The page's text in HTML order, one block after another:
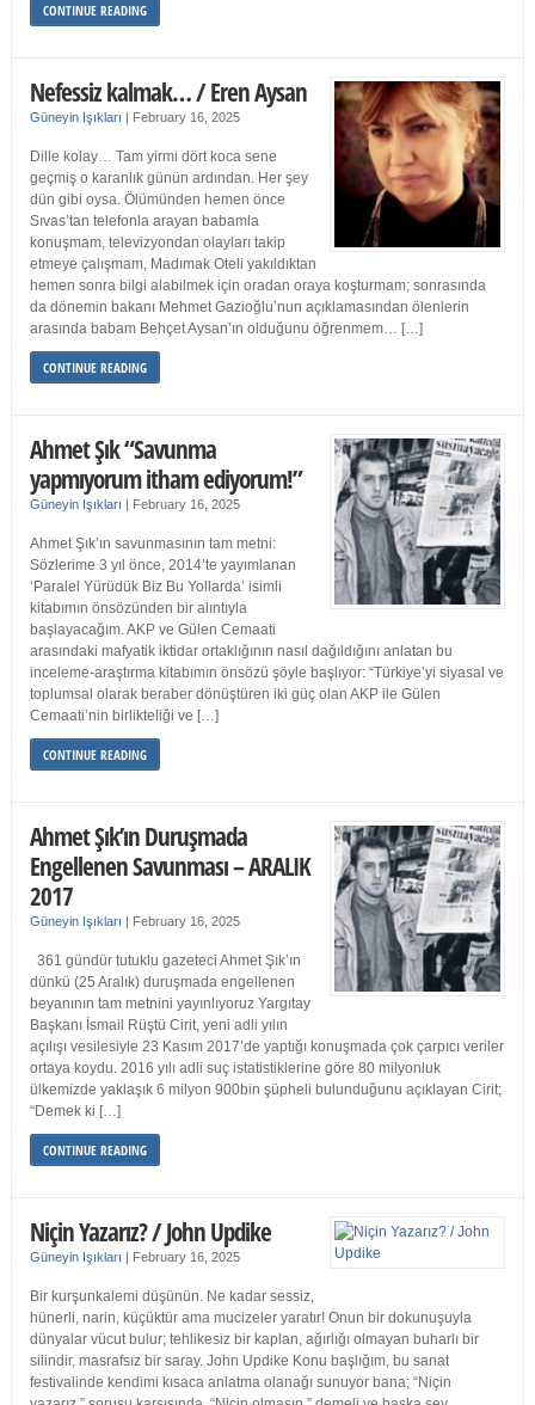
CONTINUE READING
Nefessiz kalmak… / Eren Aysan
Güneyin Işıkları | February 16, 2025
Dille kolay… Tam yirmi dört koca sene
geçmiş o karanlık günün ardından. Her şey
dün gibi oysa. Ölümünden hemen önce
Sıvas’tan telefonla arayan babamla
konuşmam, televizyondan olayları takip
etmeye çalışmam, Madımak Oteli yakıldıktan
hemen sonra bilgi alabilmek için oradan oraya koşturmam; sonrasında
da dönemin bakanı Mehmet Gazioğlu’nun açıklamasından ölenlerin
arasında babam Behçet Aysan’ın olduğunu öğrenmem… […]
CONTINUE READING
Ahmet Şık “Savunma
yapmıyorum itham ediyorum!”
Güneyin Işıkları | February 16, 2025
Ahmet Şık’ın savunmasının tam metni:
Sözlerime 3 yıl önce, 2014’te yayımlanan
‘Paralel Yürüdük Biz Bu Yollarda’ isimli
kitabımın önsözünden bir alıntıyla
başlayacağım. AKP ve Gülen Cemaati
arasındaki mafyatik iktidar ortaklığının nasıl dağıldığını anlatan bu
inceleme-araştırma kitabımın önsözü şöyle başlıyor: “Türkiye’yi siyasal ve
toplumsal olarak beraber dönüştüren iki güç olan AKP ile Gülen
Cemaati’nin birlikteliği ve […]
CONTINUE READING
Ahmet Şık’ın Duruşmada
Engellenen Savunması – ARALIK
2017
Güneyin Işıkları | February 16, 2025
361 gündür tutuklu gazeteci Ahmet Şık’ın
dünkü (25 Aralık) duruşmada engellenen
beyanının tam metnini yayınlıyoruz Yargıtay
Başkanı İsmail Rüştü Cirit, yeni adli yılın
açılışı vesilesiyle 23 Kasım 2017’de yaptığı konuşmada çok çarpıcı veriler
ortaya koydu. 2016 yılı adli suç istatistiklerine göre 80 milyonluk
ülkemizde yaklaşık 6 milyon 900bin şüpheli bulunduğunu açıklayan Cirit;
“Demek ki […]
CONTINUE READING
Niçin Yazarız? / John Updike
Güneyin Işıkları | February 16, 2025
Bir kurşunkalemi düşünün. Ne kadar sessiz,
hünerli, narin, küçüktür ama mucizeler yaratır! Onun bir dokunuşuyla
dünyalar vücut bulur; tehlikesiz bir kaplan, ağırlığı olmayan buharlı bir
silindir, masrafsız bir saray. John Updike Konu başlığım, bu sanat
festivalinde kendimi kısaca anlatma olanağı sunuyor bana; “Niçin